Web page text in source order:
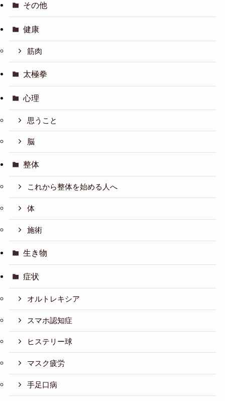
その他
健康
筋肉
太極拳
心理
思うこと
脳
整体
これから整体を始める人へ
体
施術
生き物
症状
オルトレキシア
スマホ認知症
ヒステリー球
マスク疲労
手足口病